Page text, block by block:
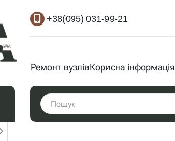
+38(095) 031-99-21
Ремонт вузлівКорисна інформація